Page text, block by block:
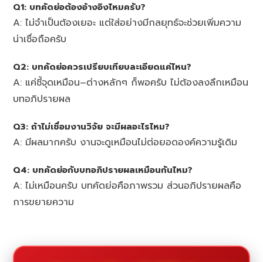
Q1: บทคัดย่อต้องอ้างอิงไหมครับ?
A: ไม่จำเป็นต้องเยอะ แต่ใส่อย่างมีกลยุทธ์จะช่วยเพิ่มความ
น่าเชื่อถือครับ
Q2: บทคัดย่อควรเปรียบเทียบละเอียดแค่ไหน?
A: แค่ชี้จุดเหมือน–ต่างหลักๆ ก็พอครับ ไม่ต้องลงลึกเหมือน
บทอภิปรายผล
Q3: ถ้าไม่เชื่อมงานวิจัย จะมีผลอะไรไหม?
A: มีผลมากครับ งานจะดูเหมือนไม่ต่อยอดองค์ความรู้เดิม
Q4: บทคัดย่อกับบทอภิปรายผลเหมือนกันไหม?
A: ไม่เหมือนครับ บทคัดย่อคือภาพรวม ส่วนอภิปรายผลคือ
การขยายความ